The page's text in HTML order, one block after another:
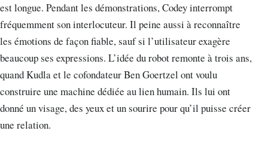
est longue. Pendant les démonstrations, Codey interrompt
fréquemment son interlocuteur. Il peine aussi à reconnaître
les émotions de façon fiable, sauf si l’utilisateur exagère
beaucoup ses expressions. L’idée du robot remonte à trois ans,
quand Kudla et le cofondateur Ben Goertzel ont voulu
construire une machine dédiée au lien humain. Ils lui ont
donné un visage, des yeux et un sourire pour qu’il puisse créer
une relation.